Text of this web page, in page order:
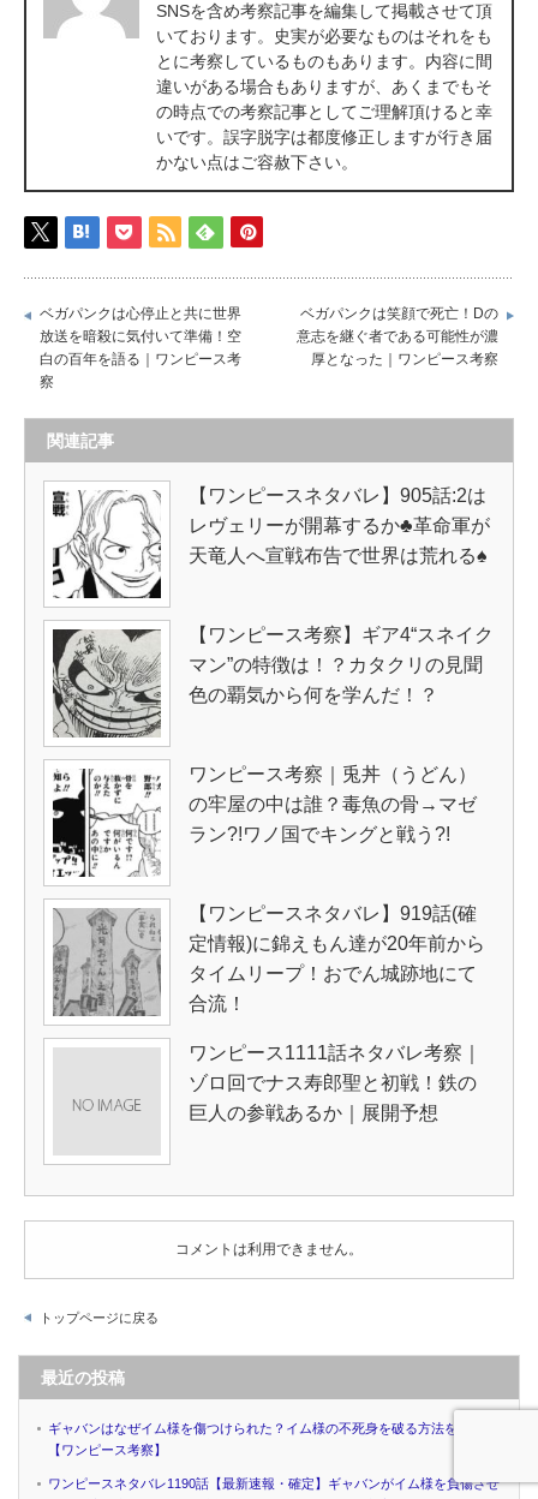
SNSを含め考察記事を編集して掲載させて頂
いております。史実が必要なものはそれをも
とに考察しているものもあります。内容に間
違いがある場合もありますが、あくまでもそ
の時点での考察記事としてご理解頂けると幸
いです。誤字脱字は都度修正しますが行き届
かない点はご容赦下さい。
ベガパンクは心停止と共に世界
放送を暗殺に気付いて準備！空
白の百年を語る｜ワンピース考
察
ベガパンクは笑顔で死亡！Dの
意志を継ぐ者である可能性が濃
厚となった｜ワンピース考察
関連記事
【ワンピースネタバレ】905話:2は
レヴェリーが開幕するか♣革命軍が
天竜人へ宣戦布告で世界は荒れる♠
【ワンピース考察】ギア4“スネイク
マン”の特徴は！？カタクリの見聞
色の覇気から何を学んだ！？
ワンピース考察｜兎丼（うどん）
の牢屋の中は誰？毒魚の骨→マゼ
ラン?!ワノ国でキングと戦う?!
【ワンピースネタバレ】919話(確
定情報)に錦えもん達が20年前から
タイムリープ！おでん城跡地にて
合流！
ワンピース1111話ネタバレ考察｜
ゾロ回でナス寿郎聖と初戦！鉄の
巨人の参戦あるか｜展開予想
コメントは利用できません。
トップページに戻る
最近の投稿
ギャバンはなぜイム様を傷つけられた？イム様の不死身を破る方法を考察
【ワンピース考察】
ワンピースネタバレ1190話【最新速報・確定】ギャバンがイム様を負傷させ